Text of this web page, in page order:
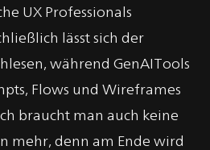
UX Professionals
lässt sich der
während GenAITools
Flows und Wireframes
braucht man auch keine
mehr, denn am Ende wird